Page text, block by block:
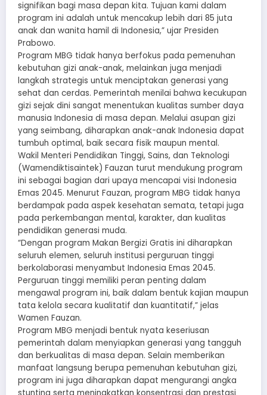
signifikan bagi masa depan kita. Tujuan kami dalam
program ini adalah untuk mencakup lebih dari 85 juta
anak dan wanita hamil di Indonesia,” ujar Presiden
Prabowo.
Program MBG tidak hanya berfokus pada pemenuhan
kebutuhan gizi anak-anak, melainkan juga menjadi
langkah strategis untuk menciptakan generasi yang
sehat dan cerdas. Pemerintah menilai bahwa kecukupan
gizi sejak dini sangat menentukan kualitas sumber daya
manusia Indonesia di masa depan. Melalui asupan gizi
yang seimbang, diharapkan anak-anak Indonesia dapat
tumbuh optimal, baik secara fisik maupun mental.
Wakil Menteri Pendidikan Tinggi, Sains, dan Teknologi
(Wamendiktisaintek) Fauzan turut mendukung program
ini sebagai bagian dari upaya mencapai visi Indonesia
Emas 2045. Menurut Fauzan, program MBG tidak hanya
berdampak pada aspek kesehatan semata, tetapi juga
pada perkembangan mental, karakter, dan kualitas
pendidikan generasi muda.
“Dengan program Makan Bergizi Gratis ini diharapkan
seluruh elemen, seluruh institusi perguruan tinggi
berkolaborasi menyambut Indonesia Emas 2045.
Perguruan tinggi memiliki peran penting dalam
mengawal program ini, baik dalam bentuk kajian maupun
tata kelola secara kualitatif dan kuantitatif,” jelas
Wamen Fauzan.
Program MBG menjadi bentuk nyata keseriusan
pemerintah dalam menyiapkan generasi yang tangguh
dan berkualitas di masa depan. Selain memberikan
manfaat langsung berupa pemenuhan kebutuhan gizi,
program ini juga diharapkan dapat mengurangi angka